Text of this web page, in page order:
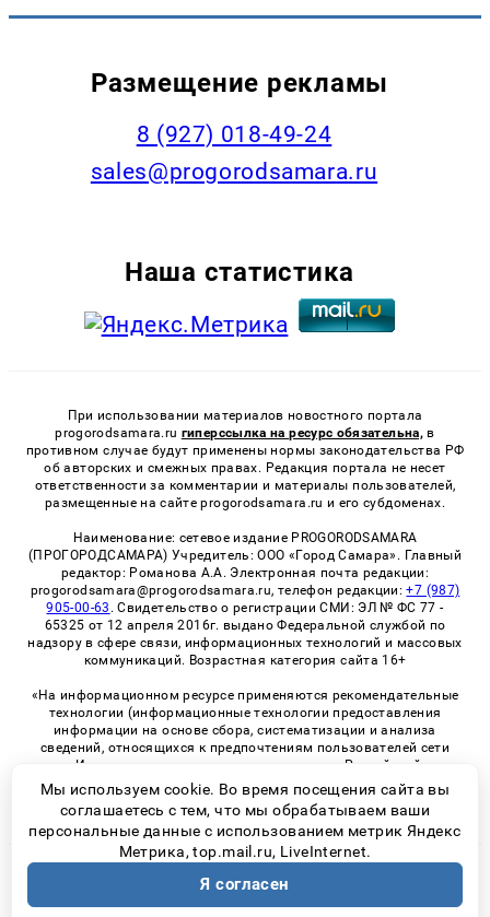
Размещение рекламы
8 (927) 018-49-24
sales@progorodsamara.ru
Наша статистика
При использовании материалов новостного портала
progorodsamara.ru гиперссылка на ресурс обязательна, в
противном случае будут применены нормы законодательства РФ
об авторских и смежных правах. Редакция портала не несет
ответственности за комментарии и материалы пользователей,
размещенные на сайте progorodsamara.ru и его субдоменах.
Наименование: сетевое издание PROGORODSAMARA
(ПРОГОРОДСАМАРА) Учредитель: ООО «Город Самара». Главный
редактор: Романова А.А. Электронная почта редакции:
progorodsamara@progorodsamara.ru, телефон редакции:+7 (987)
905-00-63 . Свидетельство о регистрации СМИ: ЭЛ № ФС 77 -
65325 от 12 апреля 2016г. выдано Федеральной службой по
надзору в сфере связи, информационных технологий и массовых
коммуникаций. Возрастная категория сайта 16+
«На информационном ресурсе применяются рекомендательные
технологии (информационные технологии предоставления
информации на основе сбора, систематизации и анализа
сведений, относящихся к предпочтениям пользователей сети
«Интернет», находящихся на территории Российской
Федерации)». Правила применения рекомендательных
технологий в виджетах рекламно-обменной сети
© 2026 «ProGorodSamara» | Все права защищены
Мы используем cookie. Во время посещения сайта вы
соглашаетесь с тем, что мы обрабатываем ваши
персональные данные с использованием метрик Яндекс
Метрика, top.mail.ru, LiveInternet.
Я согласен